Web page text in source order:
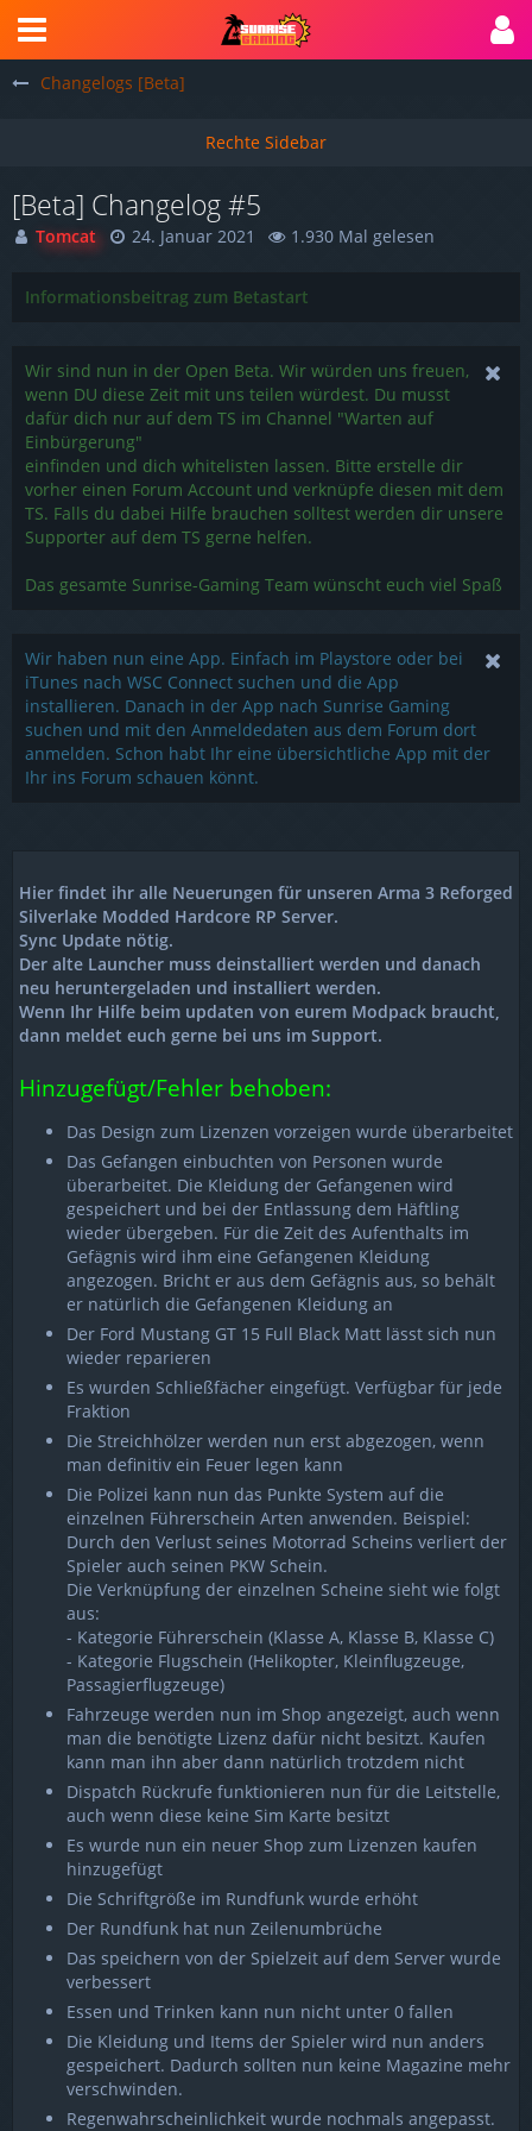
Changelogs [Beta]
[Beta] Changelog #5
Tomcat 24. Januar 2021 1.930 Mal gelesen
Informationsbeitrag zum Betastart
Wir sind nun in der Open Beta. Wir würden uns freuen,
wenn DU diese Zeit mit uns teilen würdest. Du musst
dafür dich nur auf dem TS im Channel "Warten auf
Einbürgerung"
einfinden und dich whitelisten lassen. Bitte erstelle dir
vorher einen Forum Account und verknüpfe diesen mit dem
TS. Falls du dabei Hilfe brauchen solltest werden dir unsere
Supporter auf dem TS gerne helfen.
Das gesamte Sunrise-Gaming Team wünscht euch viel Spaß
Wir haben nun eine App. Einfach im Playstore oder bei
iTunes nach WSC Connect suchen und die App
installieren. Danach in der App nach Sunrise Gaming
suchen und mit den Anmeldedaten aus dem Forum dort
anmelden. Schon habt Ihr eine übersichtliche App mit der
Ihr ins Forum schauen könnt.
Hier findet ihr alle Neuerungen für unseren Arma 3 Reforged
Silverlake Modded Hardcore RP Server.
Sync Update nötig.
Der alte Launcher muss deinstalliert werden und danach
neu heruntergeladen und installiert werden.
Wenn Ihr Hilfe beim updaten von eurem Modpack braucht,
dann meldet euch gerne bei uns im Support.
Hinzugefügt/Fehler behoben:
Das Design zum Lizenzen vorzeigen wurde überarbeitet
Das Gefangen einbuchten von Personen wurde
überarbeitet. Die Kleidung der Gefangenen wird
gespeichert und bei der Entlassung dem Häftling
wieder übergeben. Für die Zeit des Aufenthalts im
Gefägnis wird ihm eine Gefangenen Kleidung
angezogen. Bricht er aus dem Gefägnis aus, so behält
er natürlich die Gefangenen Kleidung an
Der Ford Mustang GT 15 Full Black Matt lässt sich nun
wieder reparieren
Es wurden Schließfächer eingefügt. Verfügbar für jede
Fraktion
Die Streichhölzer werden nun erst abgezogen, wenn
man definitiv ein Feuer legen kann
Die Polizei kann nun das Punkte System auf die
einzelnen Führerschein Arten anwenden. Beispiel:
Durch den Verlust seines Motorrad Scheins verliert der
Spieler auch seinen PKW Schein.
Die Verknüpfung der einzelnen Scheine sieht wie folgt
aus:
- Kategorie Führerschein (Klasse A, Klasse B, Klasse C)
- Kategorie Flugschein (Helikopter, Kleinflugzeuge,
Passagierflugzeuge)
Fahrzeuge werden nun im Shop angezeigt, auch wenn
man die benötigte Lizenz dafür nicht besitzt. Kaufen
kann man ihn aber dann natürlich trotzdem nicht
Dispatch Rückrufe funktionieren nun für die Leitstelle,
auch wenn diese keine Sim Karte besitzt
Es wurde nun ein neuer Shop zum Lizenzen kaufen
hinzugefügt
Die Schriftgröße im Rundfunk wurde erhöht
Der Rundfunk hat nun Zeilenumbrüche
Das speichern von der Spielzeit auf dem Server wurde
verbessert
Essen und Trinken kann nun nicht unter 0 fallen
Die Kleidung und Items der Spieler wird nun anders
gespeichert. Dadurch sollten nun keine Magazine mehr
verschwinden.
Regenwahrscheinlichkeit wurde nochmals angepasst.